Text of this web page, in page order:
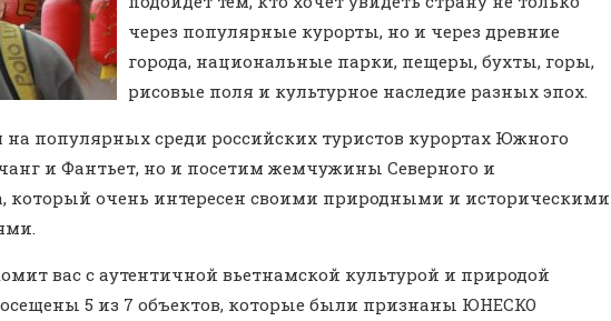
через популярные курорты, но и через древние
города, национальные парки, пещеры, бухты, горы,
рисовые поля и культурное наследие разных эпох.
популярных среди российских туристов курортах Южного
и Фантьет, но и посетим жемчужины Северного и
который очень интересен своими природными и историческими
вас с аутентичной вьетнамской культурой и природой
5 из 7 объектов, которые были признаны ЮНЕСКО